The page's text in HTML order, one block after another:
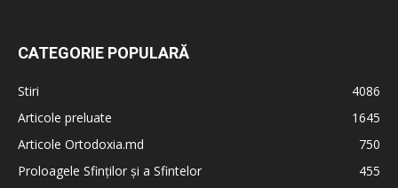
CATEGORIE POPULARĂ
Stiri
4086
Articole preluate
1645
Articole Ortodoxia.md
750
Proloagele Sfinților și a Sfintelor
455